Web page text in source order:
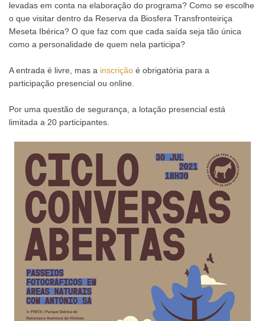
levadas em conta na elaboração do programa? Como se escolhe
o que visitar dentro da Reserva da Biosfera Transfronteiriça
Meseta Ibérica? O que faz com que cada saída seja tão única
como a personalidade de quem nela participa?
A entrada é livre, mas a inscrição é obrigatória para a
participação presencial ou online.
Por uma questão de segurança, a lotação presencial está
limitada a 20 participantes.